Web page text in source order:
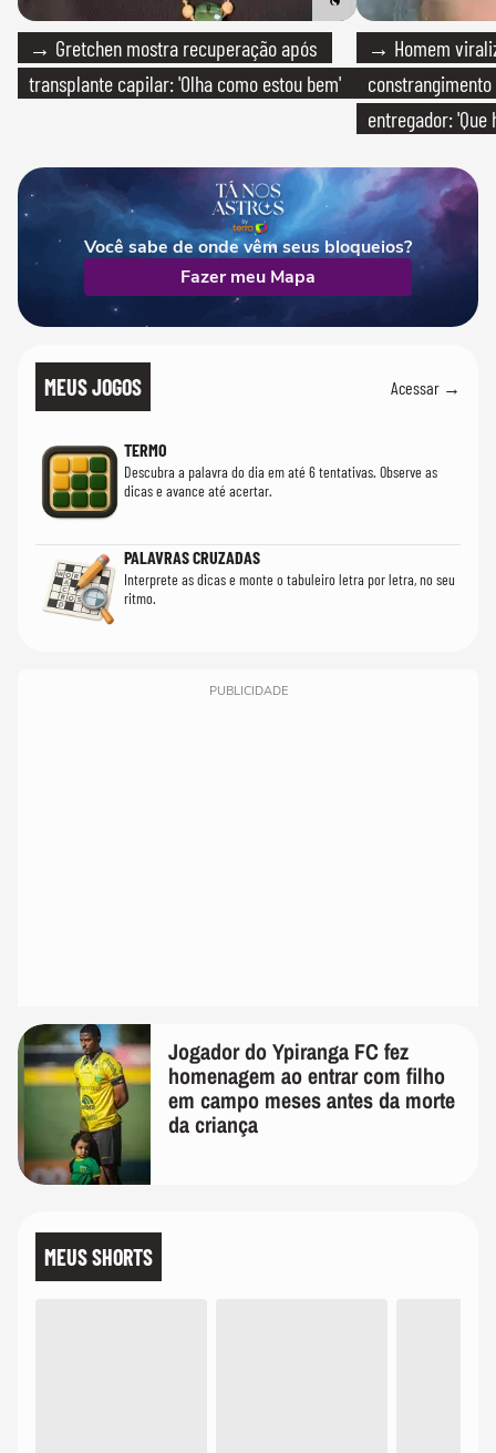
→ Gretchen mostra recuperação após
transplante capilar: 'Olha como estou bem'
→ Homem
entregador: 'Que
Você sabe de onde vêm seus bloqueios?
Fazer meu Mapa
MEUS JOGOS Acessar →
TERMO
Descubra a palavra do dia em até 6 tentativas. Observe as
dicas e avance até acertar.
PALAVRAS CRUZADAS
Interprete as dicas e monte o tabuleiro letra por letra, no seu
ritmo.
PUBLICIDADE
Jogador do Ypiranga FC fez
homenagem ao entrar com filho
em campo meses antes da morte
da criança
MEUS SHORTS